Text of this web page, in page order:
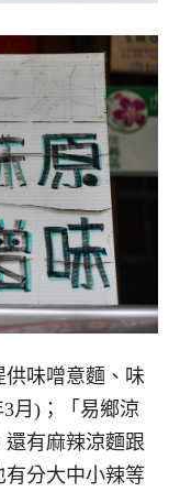
供味噌意麵、味
月)；「易鄉涼
有麻辣涼麵跟
有分大中小辣等